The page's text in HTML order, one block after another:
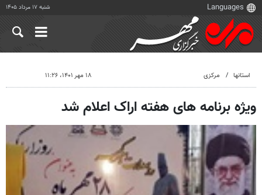
شنبه ۱۷ مرداد ۱۴۰۵
استانها مرکزی ۱۸ مهر ۱۴۰۱، ۱۱:۲۶
ویژه برنامه های هفته اراک اعلام شد